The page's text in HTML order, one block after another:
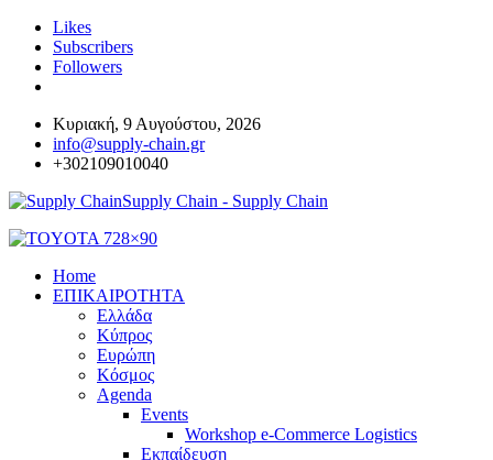
Likes
Subscribers
Followers
Κυριακή, 9 Αυγούστου, 2026
info@supply-chain.gr
+302109010040
Supply Chain - Supply Chain
Home
ΕΠΙΚΑΙΡΟΤΗΤΑ
Ελλάδα
Κύπρος
Ευρώπη
Κόσμος
Agenda
Events
Workshop e-Commerce Logistics
Εκπαίδευση